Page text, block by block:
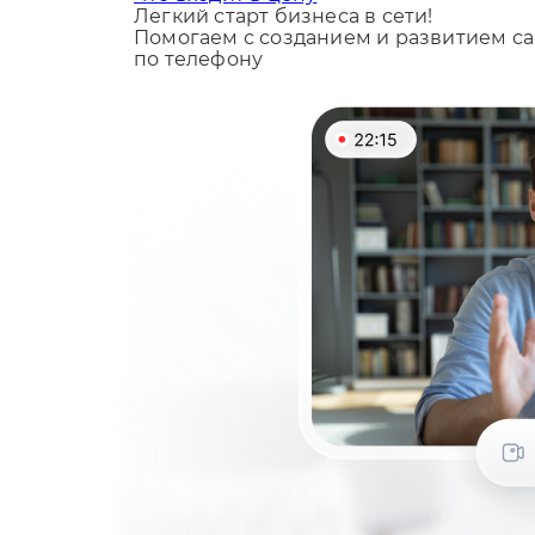
Легкий старт бизнеса в сети!
Помогаем с созданием и развитием
по телефону